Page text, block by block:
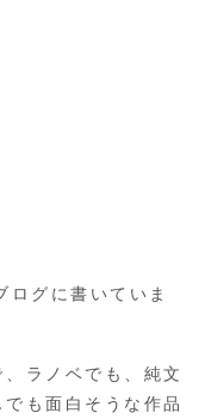
グに書いていま
ラノベでも、純文
も面白そうな作品